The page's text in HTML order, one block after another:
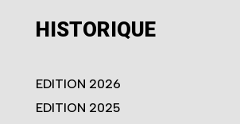
HISTORIQUE
EDITION 2026
EDITION 2025